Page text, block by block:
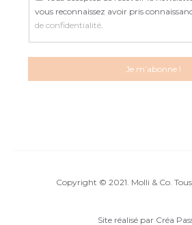
vous reconnaissez avoir pris
de confidentialité.
Copyright © 2021. Molli & Co.
Site réalisé par Créa